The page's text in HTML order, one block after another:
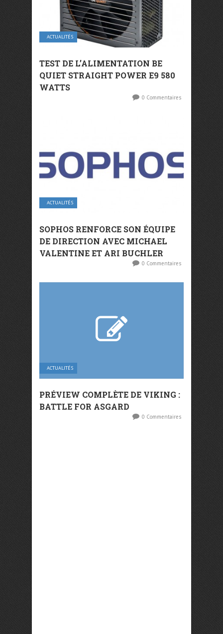
ACTUALITÉS
TEST DE L’ALIMENTATION BE
QUIET STRAIGHT POWER E9 580
WATTS
0 Commentaires
ACTUALITÉS
SOPHOS RENFORCE SON ÉQUIPE
DE DIRECTION AVEC MICHAEL
VALENTINE ET ARI BUCHLER
0 Commentaires
ACTUALITÉS
PRÉVIEW COMPLÈTE DE VIKING :
BATTLE FOR ASGARD
0 Commentaires